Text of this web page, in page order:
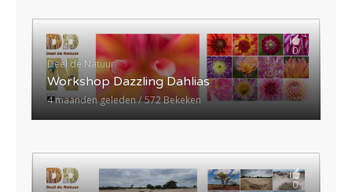
0
Deel de Natuur
Workshop Dazzling Dahlias
4 maanden geleden 572 Bekeken
0